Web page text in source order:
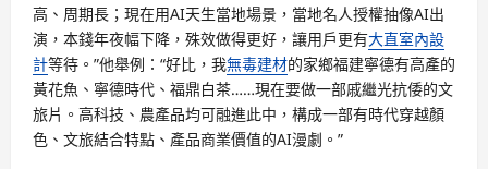
高、周期長；現在用AI天生當地場景，當地名人授權抽像AI出
演，本錢年夜幅下降，殊效做得更好，讓用戶更有大直室內設
計等待。”他舉例：“好比，我無毒建材的家鄉福建寧德有高產的
黃花魚、寧德時代、福鼎白茶……現在要做一部戚繼光抗倭的文
旅片。高科技、農產品均可融進此中，構成一部有時代穿越顏
色、文旅結合特點、產品商業價值的AI漫劇。”